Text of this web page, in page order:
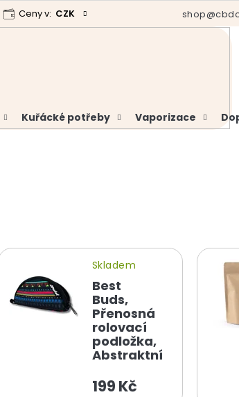
Analýzy a certifikáty Hodnocení obchodu
Ceny v: CZK
Kuřácké potřeby Vaporizace
Best
Buds,
Přenosná
rolovací
podložka,
Abstraktní
Skladem
199 Kč